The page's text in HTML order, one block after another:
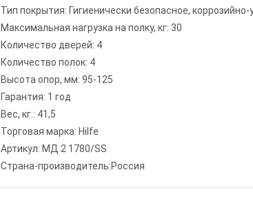
Тип покрытия: Гигиенически безопасное,
Максимальная нагрузка на полку, кг: 30
Количество дверей: 4
Количество полок: 4
Высота опор, мм: 95-125
Гарантия: 1 год
Вес, кг.: 41,5
Торговая марка: Hilfe
Артикул: МД 2 1780/SS
Страна-производитель:Россия